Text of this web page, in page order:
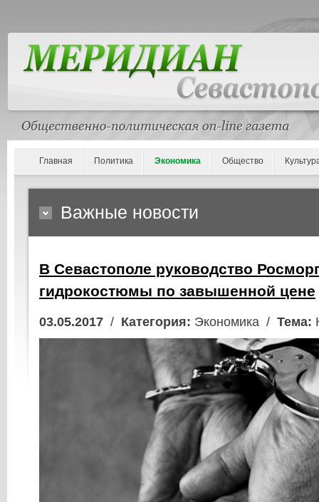
Главная Политика Экономика Общество
Важные новости
В Севастополе руководство
гидрокостюмы по завышенной цене
03.05.2017 / Категория: Экономика / Тема: